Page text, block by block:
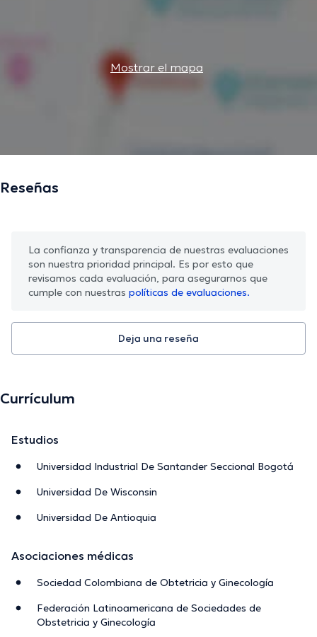
Mostrar el mapa
Reseñas
La confianza y transparencia de nuestras evaluaciones
son nuestra prioridad principal. Es por esto que
revisamos cada evaluación, para asegurarnos que
cumple con nuestras políticas de evaluaciones.
Deja una reseña
Currículum
Estudios
Universidad Industrial De Santander Seccional Bogotá
Universidad De Wisconsin
Universidad De Antioquia
Asociaciones médicas
Sociedad Colombiana de Obtetricia y Ginecología
Federación Latinoamericana de Sociedades de
Obstetricia y Ginecología